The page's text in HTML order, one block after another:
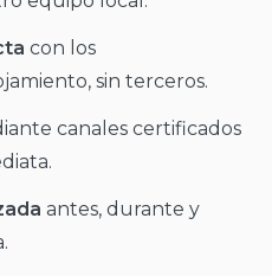
con los
sin terceros.
canales certificados
antes, durante y